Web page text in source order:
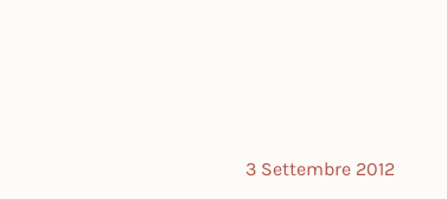
3 Settembre 2012